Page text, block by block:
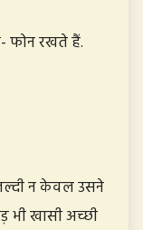
फोन रखते हैं.
न केवल उसने
भी खासी अच्छी